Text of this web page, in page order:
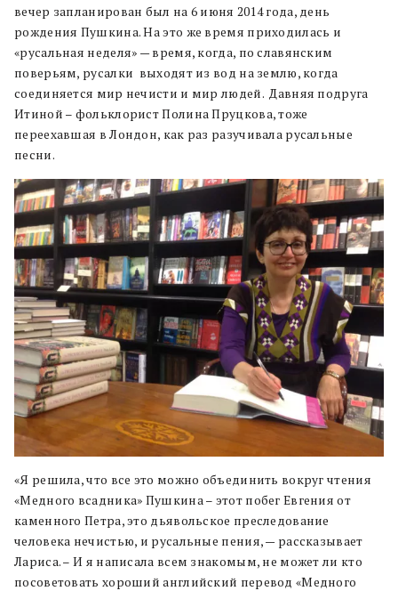
вечер запланирован был на 6 июня 2014 года, день
рождения Пушкина. На это же время приходилась и
«русальная неделя» — время, когда, по славянским
поверьям, русалки выходят из вод на землю, когда
соединяется мир нечисти и мир людей. Давняя подруга
Итиной – фольклорист Полина Пруцкова, тоже
переехавшая в Лондон, как раз разучивала русальные
песни.
«Я решила, что все это можно объединить вокруг чтения
«Медного всадника» Пушкина – этот побег Евгения от
каменного Петра, это дьявольское преследование
человека нечистью, и русальные пения, — рассказывает
Лариса. – И я написала всем знакомым, не может ли кто
посоветовать хороший английский перевод «Медного